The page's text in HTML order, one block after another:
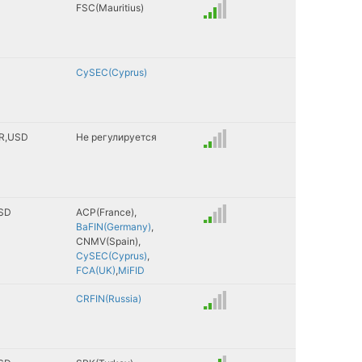
LLC
FSC(Mauritius)
CySEC(Cyprus)
USD Не регулируется
ACP(France)
BaFIN(Germany)
CNMV(Spain)
CySEC(Cyprus)
FCA(UK) MiFID
CRFIN(Russia)